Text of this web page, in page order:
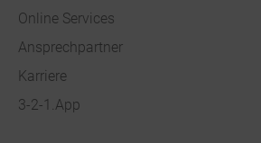
Online Services
Ansprechpartner
Karriere
3-2-1.App